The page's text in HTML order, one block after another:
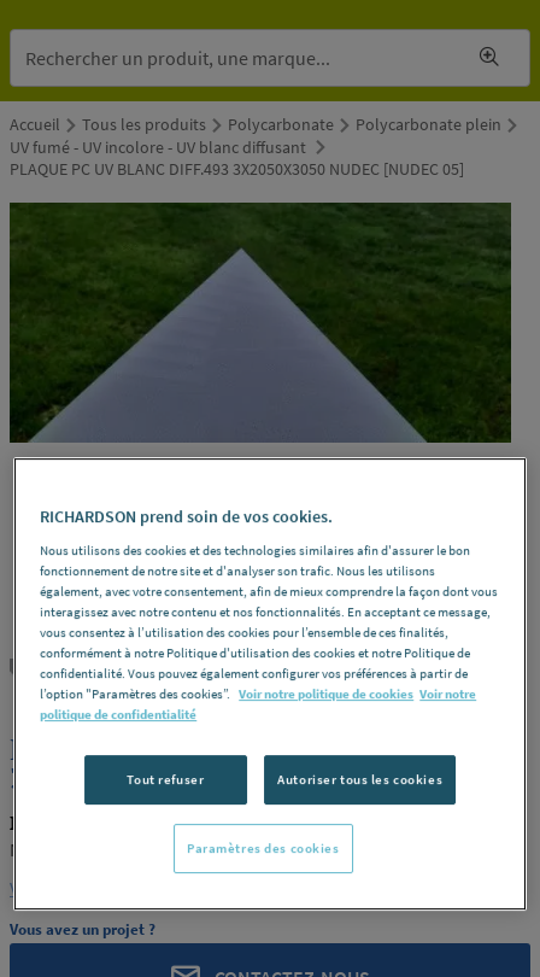
Accueil Tous les produits Polycarbonate
Polycarbonate plein
UV fumé - UV incolore - UV blanc diffusant
PLAQUE PC UV BLANC DIFF.493 3X2050X3050 NUDEC [NUDEC 05]
NUDEC REF : 176T4
PLAQUE PC UV BLANC DIFF.493
3X2050X3050 NUDEC [NUDEC 05]
NUDEC NUDEC 05
NUDEC [NUDEC 05]
Voir la description complète
Vous avez un projet ?
RICHARDSON prend soin de vos cookies.
Nous utilisons des cookies et des technologies similaires afin d'assurer le bon
fonctionnement de notre site et d'analyser son trafic. Nous les utilisons
également, avec votre consentement, afin de mieux comprendre la façon dont vous
interagissez avec notre contenu et nos fonctionnalités. En acceptant ce message,
vous consentez à l’utilisation des cookies pour l’ensemble de ces finalités,
conformément à notre Politique d'utilisation des cookies et notre Politique de
confidentialité. Vous pouvez également configurer vos préférences à partir de
l’option "Paramètres des cookies”.
Voir notre politique de cookies Voir notre
politique de confidentialité
Tout refuser Autoriser tous les cookies
Paramètres des cookies